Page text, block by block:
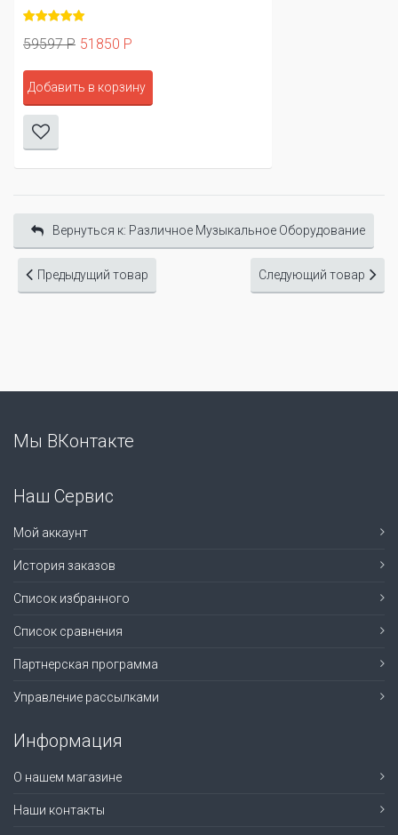
59597 Р 51850 Р
Добавить в корзину
Вернуться к: Различное Музыкальное Оборудование
Предыдущий товар Следующий товар
Мы ВКонтакте
Наш Сервис
Мой аккаунт
История заказов
Список избранного
Список сравнения
Партнерская программа
Управление рассылками
Информация
О нашем магазине
Наши контакты